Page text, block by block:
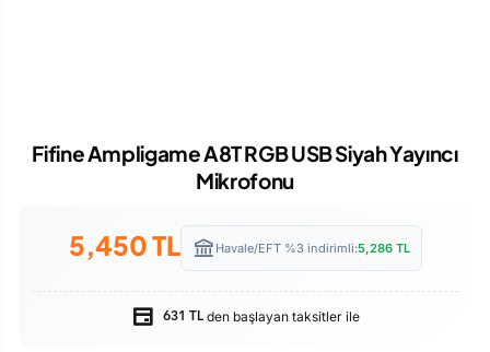
Fifine Ampligame A8T RGB USB Siyah Yayıncı
Mikrofonu
5,450TL Havale/EFT %3 indirimli:5,286TL
631 TLden başlayan taksitler ile